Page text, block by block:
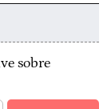
sobre